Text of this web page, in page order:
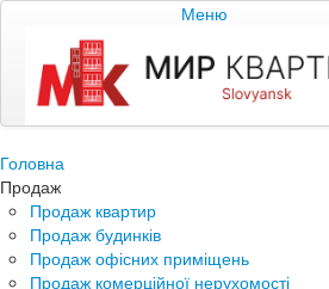
Меню
Головна
Продаж
Продаж квартир
Продаж будинків
Продаж офісних приміщень
Продаж комерційної нерухомості